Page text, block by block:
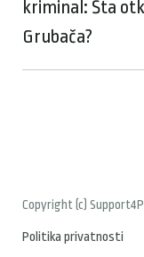
kriminal: Šta
Grubača?
Copyright (c)
Politika privatnosti